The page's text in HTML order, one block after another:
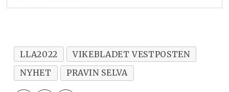
LLA2022
VIKEBLADET VESTPOSTEN
NYHET
PRAVIN SELVA